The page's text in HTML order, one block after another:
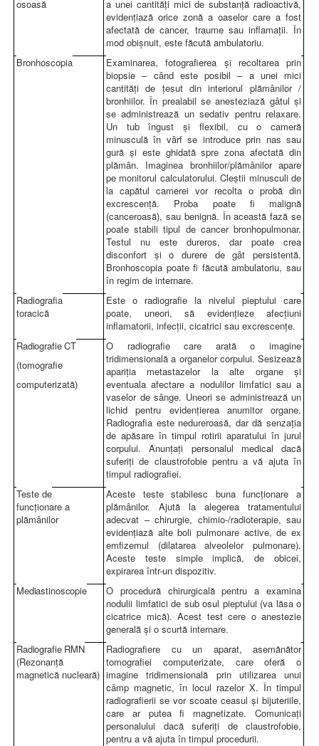
osoasă
a unei cantităţi mici de substanţă radioactivă,
evidenţiază orice zonă a oaselor care a fost
afectată de cancer, traume sau inflamaţii. În
mod obişnuit, este făcută ambulatoriu.
Bronhoscopia
Examinarea, fotografierea şi recoltarea prin
biopsie – când este posibil – a unei mici
cantităţi de ţesut din interiorul plămânilor /
bronhiilor. În prealabil se anesteziază gâtul şi
se administrează un sedativ pentru relaxare.
Un tub îngust şi flexibil, cu o cameră
minusculă în vârf se introduce prin nas sau
gură şi este ghidată spre zona afectată din
plămân. Imaginea bronhiilor/plămânilor apare
pe monitorul calculatorului. Cleştii minusculi de
la capătul camerei vor recolta o probă din
excrescenţă. Proba poate fi malignă
(canceroasă), sau benignă. În această fază se
poate stabili tipul de cancer bronhopulmonar.
Testul nu este dureros, dar poate crea
disconfort şi o durere de gât persistentă.
Bronhoscopia poate fi făcută ambulatoriu, sau
în regim de internare.
Radiografia
toracică
Este o radiografie la nivelul pieptului care
poate, uneori, să evidenţieze afecţiuni
inflamatorii, infecţii, cicatrici sau excrescenţe.
Radiografie CT
(tomografie
computerizată)
O radiografie care arată o imagine
tridimensională a organelor corpului. Sesizează
apariţia metastazelor la alte organe şi
eventuala afectare a nodulilor limfatici sau a
vaselor de sânge. Uneori se administrează un
lichid pentru evidenţierea anumitor organe.
Radiografia este nedureroasă, dar dă senzaţia
de apăsare în timpul rotirii aparatului în jurul
corpului. Anunţaţi personalul medical dacă
suferiţi de claustrofobie pentru a vă ajuta în
timpul radiografiei.
Teste de
funcţionare a
plămânilor
Aceste teste stabilesc buna funcţionare a
plămânilor. Ajută la alegerea tratamentului
adecvat – chirurgie, chimio-/radioterapie, sau
evidenţiază alte boli pulmonare active, de ex
emfizemul (dilatarea alveolelor pulmonare).
Aceste teste simple implică, de obicei,
expirarea într-un dispozitiv.
Mediastinoscopie
O procedură chirurgicală pentru a examina
nodulii limfatici de sub osul pieptului (va lăsa o
cicatrice mică). Acest test cere o anestezie
generală şi o scurtă internare.
Radiografie RMN
(Rezonanţă
magnetică nucleară)
Radiografiere cu un aparat, asemănător
tomografiei computerizate, care oferă o
imagine tridimensională prin utilizarea unui
câmp magnetic, în locul razelor X. În timpul
radiografierii se vor scoate ceasul şi bijuteriile,
care ar putea fi magnetizate. Comunicaţi
personalului dacă suferiţi de claustrofobie,
pentru a vă ajuta în timpul procedurii.